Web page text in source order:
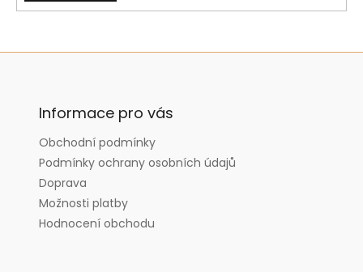
Z
Informace pro vás
Obchodní podmínky
Podmínky ochrany osobních údajů
Doprava
Možnosti platby
Hodnocení obchodu